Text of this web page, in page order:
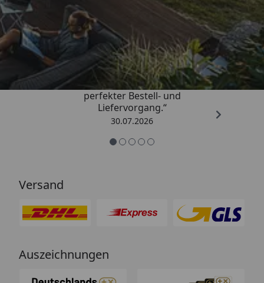
Trusted Shops
4,76/ 5
„Qualitativ sehr gute Ware und ein
perfekter Bestell- und
Liefervorgang.“
30.07.2026
Versand
Auszeichnungen